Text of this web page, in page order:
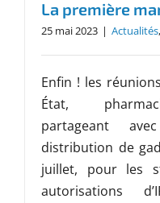
La première
25 mai 2023 | Actualités,
Enfin ! les
État,
partageant
distribution de
juillet, pour les
autorisations